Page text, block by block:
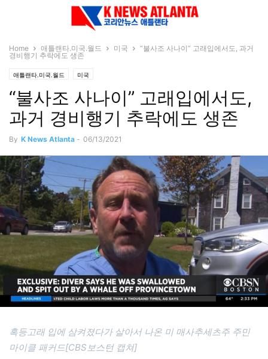
Home 애틀랜타.미국.월드 미국
“불사조 사나이” 고래입에서도, 과거
경비행기 추락에도 생존
애틀랜타.미국.월드 미국
“불사조 사나이” 고래입에서도,
과거 경비행기 추락에도 생존
By K News Atlanta - 06/13/2021
혹등고래 입에 삼켜졌다가 살아서 나온 미 매사추세츠주 주민
마이클 패커드[CBS보스턴 캡쳐]